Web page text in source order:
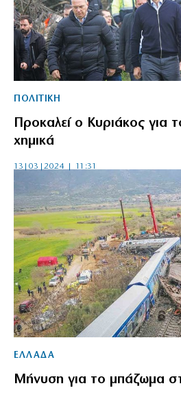
ΠΟΛΙΤΙΚΗ
Προκαλεί ο Κυριάκος για
χημικά
13|03|2024 | 11:31
ΕΛΛΑΔΑ
Μήνυση για το μπάζωμα